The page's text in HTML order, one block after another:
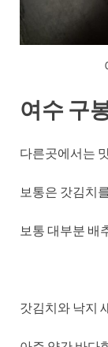
여수 구
다른곳에서는
보통은 갓김치
보통 대부분 배
갓김치와 낙지